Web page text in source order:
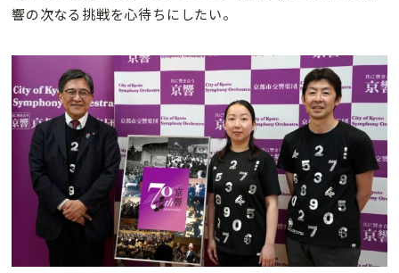
響の次なる挑戦を心待ちにしたい。